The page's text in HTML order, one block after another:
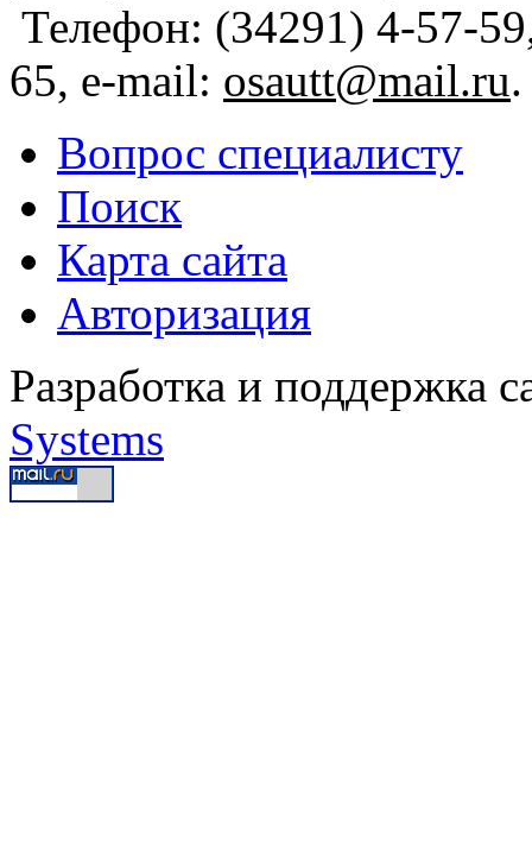
Телефон: (34291) 4-57-
65, e-mail: osautt@mail.ru.
Вопрос специалисту
Поиск
Карта сайта
Авторизация
Разработка и поддержка
Systems